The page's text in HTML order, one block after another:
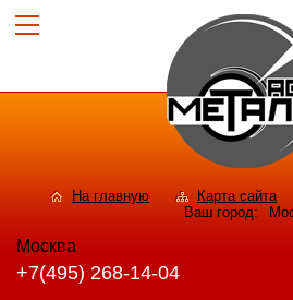
На главную Карта сайта
Ваш город:
Москва
+7(495) 268-14-04